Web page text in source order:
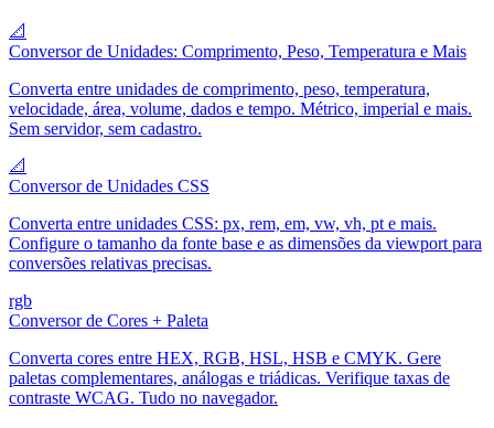
📐
Conversor de Unidades: Comprimento, Peso, Temperatura e Mais
Converta entre unidades de comprimento, peso, temperatura,
velocidade, área, volume, dados e tempo. Métrico, imperial e mais.
Sem servidor, sem cadastro.
📐
Conversor de Unidades CSS
Converta entre unidades CSS: px, rem, em, vw, vh, pt e mais.
Configure o tamanho da fonte base e as dimensões da viewport para
conversões relativas precisas.
rgb
Conversor de Cores + Paleta
Converta cores entre HEX, RGB, HSL, HSB e CMYK. Gere
paletas complementares, análogas e triádicas. Verifique taxas de
contraste WCAG. Tudo no navegador.